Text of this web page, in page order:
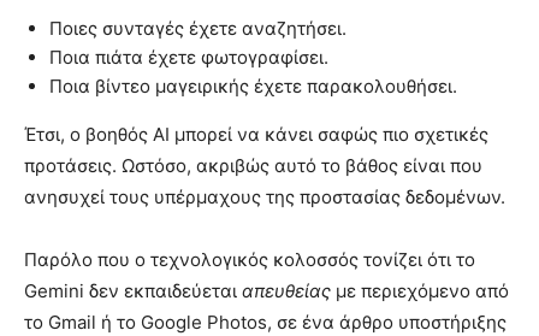
Ποιες συνταγές έχετε αναζητήσει.
Ποια πιάτα έχετε φωτογραφίσει.
Ποια βίντεο μαγειρικής έχετε παρακολουθήσει.
Έτσι, ο βοηθός AI μπορεί να κάνει σαφώς πιο σχετικές
προτάσεις. Ωστόσο, ακριβώς αυτό το βάθος είναι που
ανησυχεί τους υπέρμαχους της προστασίας δεδομένων.
Παρόλο που ο τεχνολογικός κολοσσός τονίζει ότι το
Gemini δεν εκπαιδεύεται απευθείας με περιεχόμενο από
το Gmail ή το Google Photos, σε ένα άρθρο υποστήριξης